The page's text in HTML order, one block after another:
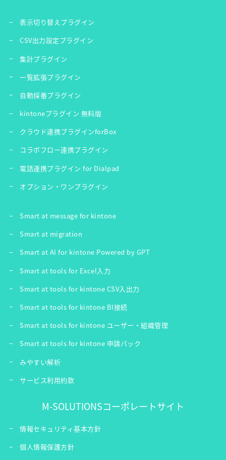
表示切り替えプラグイン
CSV出力設定プラグイン
集計プラグイン
一覧拡張プラグイン
自動採番プラグイン
kintoneプラグイン 無料版
クラウド連携プラグインforBox
コラボフロー連携プラグイン
電話連携プラグイン for Dialpad
オプション・ワンプラグイン
Smart at message for kintone
Smart at migration
Smart at AI for kintone Powered by GPT
Smart at tools for Excel入力
Smart at tools for kintone CSV入出力
Smart at tools for kintone BI接続
Smart at tools for kintone ユーザー・組織管理
Smart at tools for kintone 申請パック
みやすい解析
サービス利用約款
M-SOLUTIONSコーポレートサイト
情報セキュリティ基本方針
個人情報保護方針